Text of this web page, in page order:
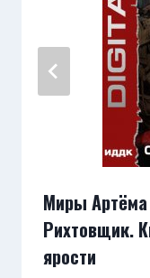
Миры Артёма
Рихтовщик.
ярости